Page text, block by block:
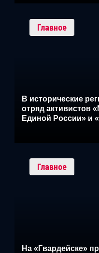
Главное
В исторические
отряд активистов
Единой России» и
Главное
На «Гвардейске»